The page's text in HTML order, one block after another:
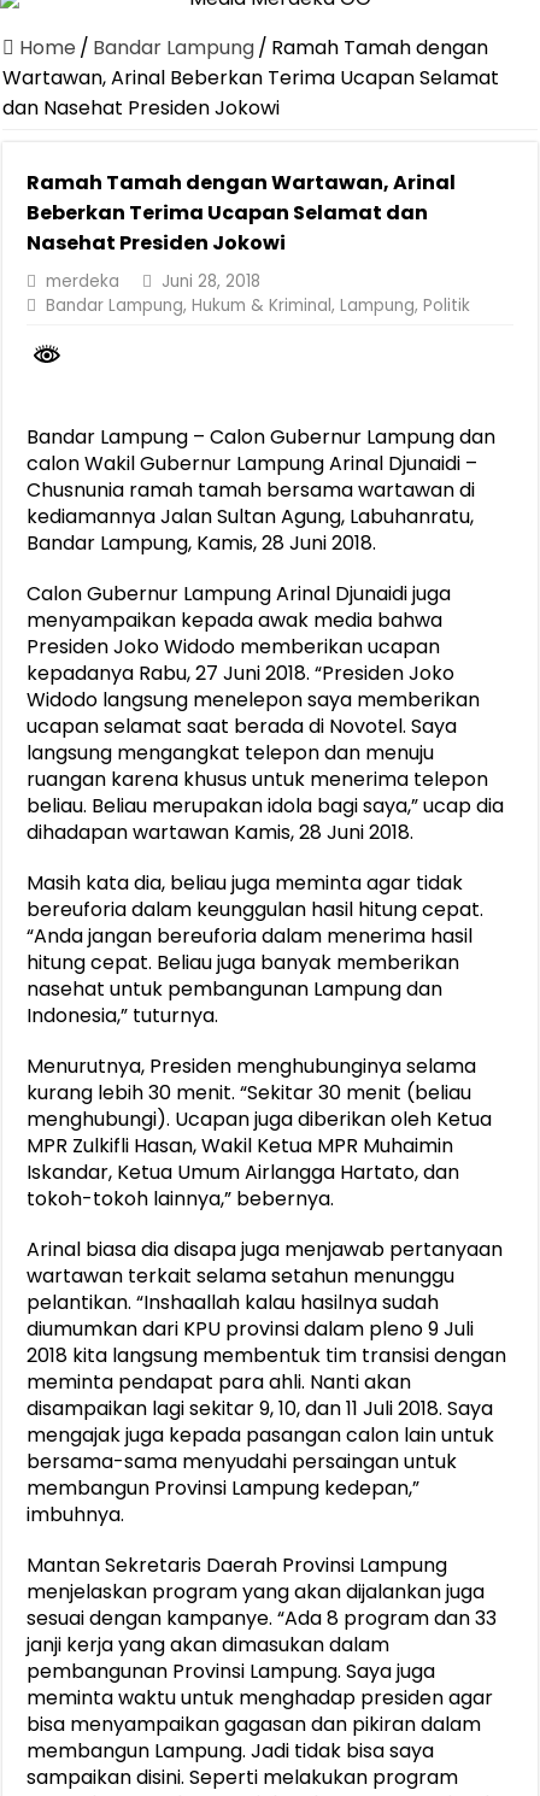
Canangkan Desa TAPIS dan Luncurkan Sekolah Lansia di
Pemprov Lampung Berhasil Kendalikan Inflasi, Jadi Provinsi
Pemprov Lampung Perkuat Pembangunan Rumah Layak Huni
Pastikan Pelayanan Maksimal, Direksi Jasa Raharja Tinjau Korban
Dirut Jasa Raharja Dampingi Wamenhub Tinjau Penanganan
Jasa Raharja Jamin Seluruh Korban Kebakaran KM Mutiara
Gubernur Mirza Ajak IAI Darul Fattah Cetak SDM Adaptif
Purnama Wulan Sari Mirza Buka SiSeSa Roadshow Lampung
Home / Bandar Lampung/ Ramah Tamah dengan
Wartawan, Arinal Beberkan Terima Ucapan Selamat
dan Nasehat Presiden Jokowi
Ramah Tamah dengan Wartawan, Arinal
Beberkan Terima Ucapan Selamat dan
Nasehat Presiden Jokowi
merdeka
Juni 28, 2018
Bandar Lampung,Hukum & Kriminal,Lampung,Politik
Bandar Lampung – Calon Gubernur Lampung dan
calon Wakil Gubernur Lampung Arinal Djunaidi –
Chusnunia ramah tamah bersama wartawan di
kediamannya Jalan Sultan Agung, Labuhanratu,
Bandar Lampung, Kamis, 28 Juni 2018.
Calon Gubernur Lampung Arinal Djunaidi juga
menyampaikan kepada awak media bahwa
Presiden Joko Widodo memberikan ucapan
kepadanya Rabu, 27 Juni 2018. “Presiden Joko
Widodo langsung menelepon saya memberikan
ucapan selamat saat berada di Novotel. Saya
langsung mengangkat telepon dan menuju
ruangan karena khusus untuk menerima telepon
beliau. Beliau merupakan idola bagi saya,” ucap dia
dihadapan wartawan Kamis, 28 Juni 2018.
Masih kata dia, beliau juga meminta agar tidak
bereuforia dalam keunggulan hasil hitung cepat.
“Anda jangan bereuforia dalam menerima hasil
hitung cepat. Beliau juga banyak memberikan
nasehat untuk pembangunan Lampung dan
Indonesia,” tuturnya.
Menurutnya, Presiden menghubunginya selama
kurang lebih 30 menit. “Sekitar 30 menit (beliau
menghubungi). Ucapan juga diberikan oleh Ketua
MPR Zulkifli Hasan, Wakil Ketua MPR Muhaimin
Iskandar, Ketua Umum Airlangga Hartato, dan
tokoh-tokoh lainnya,” bebernya.
Arinal biasa dia disapa juga menjawab pertanyaan
wartawan terkait selama setahun menunggu
pelantikan. “Inshaallah kalau hasilnya sudah
diumumkan dari KPU provinsi dalam pleno 9 Juli
2018 kita langsung membentuk tim transisi dengan
meminta pendapat para ahli. Nanti akan
disampaikan lagi sekitar 9, 10, dan 11 Juli 2018. Saya
mengajak juga kepada pasangan calon lain untuk
bersama-sama menyudahi persaingan untuk
membangun Provinsi Lampung kedepan,”
imbuhnya.
Mantan Sekretaris Daerah Provinsi Lampung
menjelaskan program yang akan dijalankan juga
sesuai dengan kampanye. “Ada 8 program dan 33
janji kerja yang akan dimasukan dalam
pembangunan Provinsi Lampung. Saya juga
meminta waktu untuk menghadap presiden agar
bisa menyampaikan gagasan dan pikiran dalam
membangun Lampung. Jadi tidak bisa saya
sampaikan disini. Seperti melakukan program